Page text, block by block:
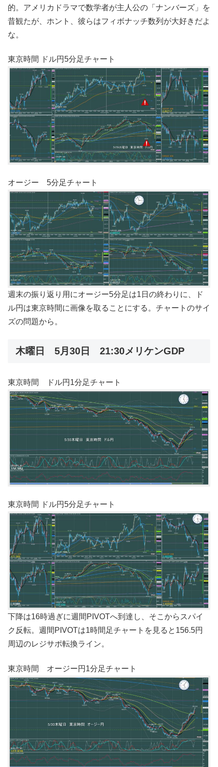
的。アメリカドラマで数学者が主人公の「ナンバーズ」を
昔観たが、ホント、彼らはフィボナッチ数列が大好きだよ
な。
東京時間 ドル円5分足チャート
オージー 5分足チャート
週末の振り返り用にオージー5分足は1日の終わりに、ド
ル円は東京時間に画像を取ることにする。チャートのサイ
ズの問題から。
木曜日 5月30日 21:30メリケンGDP
東京時間 ドル円1分足チャート
東京時間 ドル円5分足チャート
下降は16時過ぎに週間PIVOTへ到達し、そこからスパイ
ク反転。週間PIVOTは1時間足チャートを見ると156.5円
周辺のレジサポ転換ライン。
東京時間 オージー円1分足チャート